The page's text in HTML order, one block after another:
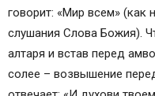
говорит: «Мир всем» (как
слушания Слова Божия).
алтаря и встав перед
солее – возвышение